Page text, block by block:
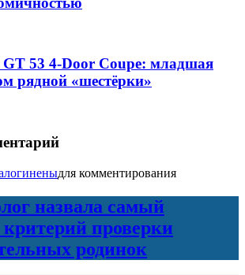
GT 53 4-Door Coupe: младшая
рядной «шестёрки»
для комментирования
назвала самый
проверки
родинок